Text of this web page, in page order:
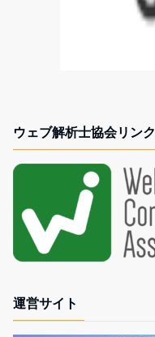
ウェブ解析士協会リンク
運営サイト